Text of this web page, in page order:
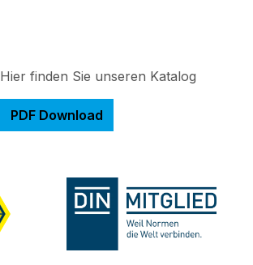
Hier finden Sie unseren Katalog
PDF Download